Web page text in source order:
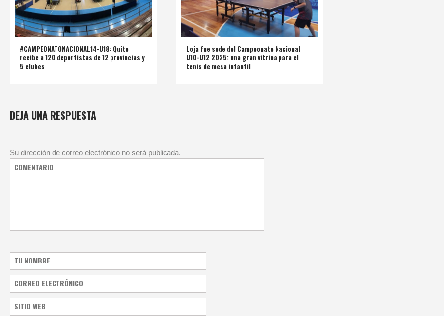
#CAMPEONATONACIONAL14-U18: Quito
recibe a 120 deportistas de 12 provincias y
5 clubes
Loja fue sede del Campeonato Nacional
U10-U12 2025: una gran vitrina para el
tenis de mesa infantil
DEJA UNA RESPUESTA
Su dirección de correo electrónico no será publicada.